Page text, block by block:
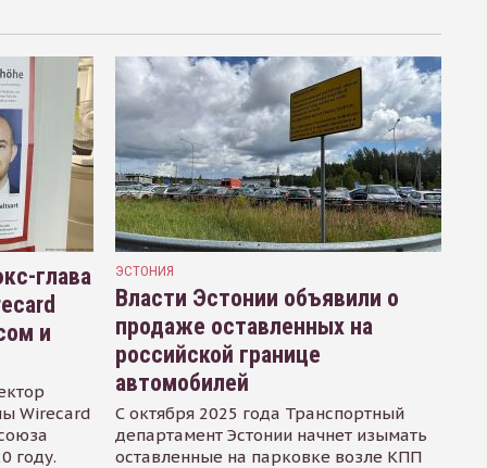
глава
и
Wirecard
году.
ЭСТОНИЯ
Власти Эстонии объявили о
продаже оставленных на
российской границе
автомобилей
С октября 2025 года Транспортный
департамент Эстонии начнет изымать
оставленные на парковке возле КПП